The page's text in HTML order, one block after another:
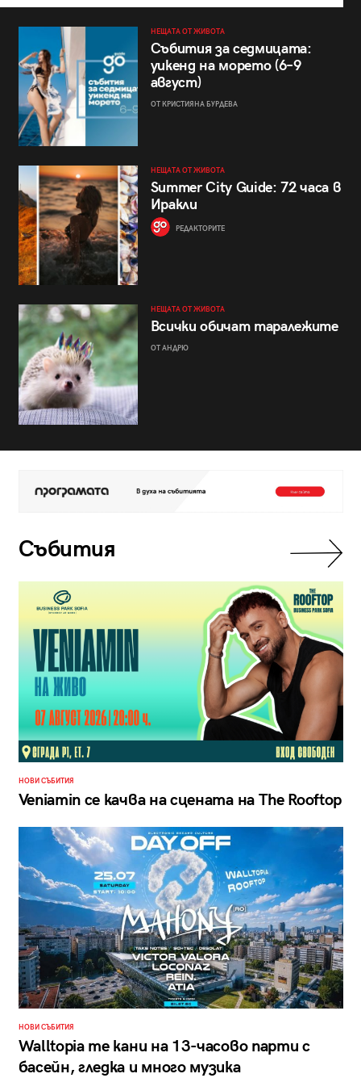
НЕЩАТА ОТ ЖИВОТА
Събития за седмицата:
уикенд на морето (6–9
август)
ОТ КРИСТИЯНА БУРДЕВА
НЕЩАТА ОТ ЖИВОТА
Summer City Guide: 72 часа в
Иракли
РЕДАКТОРИТЕ
НЕЩАТА ОТ ЖИВОТА
Всички обичат таралежите
ОТ АНДРЮ
Събития
НОВИ СЪБИТИЯ
Veniamin се качва на сцената на The Rooftop
НОВИ СЪБИТИЯ
Walltopia те кани на 13-часово парти с
басейн, гледка и много музика